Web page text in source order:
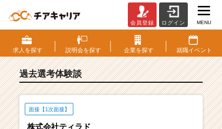
S・
選
考
験
会員登録 ログイン MENU
求人を探す 説明会を探す 企業を探す 就職イベント
過去選考体験談
面接【1次面接】
株式会社ティラド